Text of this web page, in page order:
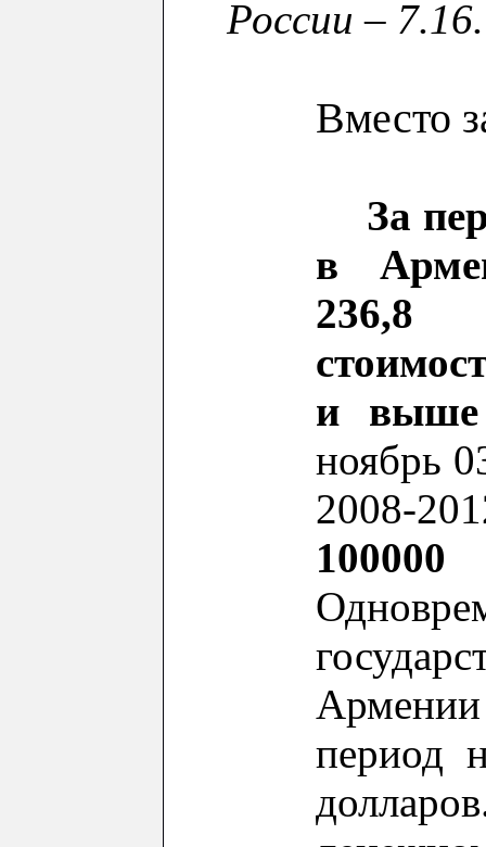
России – 7.16.
Вместо
За
в
236,8
и выше
ноябрь
2008-
100000
период